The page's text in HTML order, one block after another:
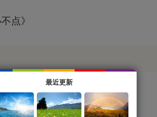
最近更新